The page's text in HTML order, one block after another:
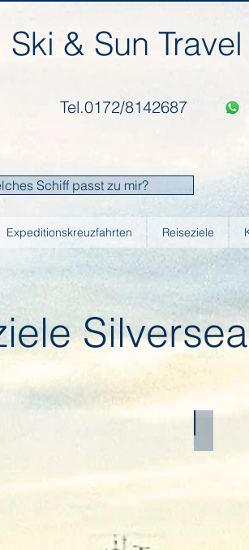
Ski & Sun Travel
Tel.0172/8142687
Schiff passt zu mir?
Expeditionskreuzfahrten Reiseziele
Silversea